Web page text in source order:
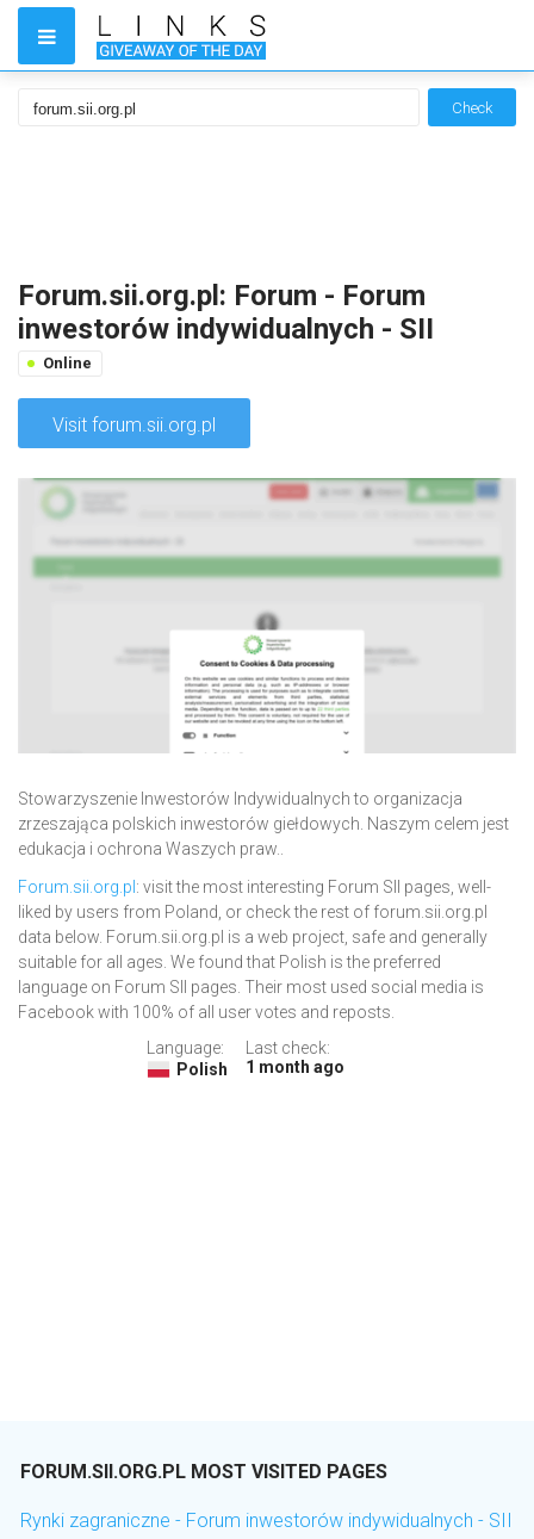
Check
Forum.sii.org.pl: Forum - Forum
inwestorów indywidualnych - SII
Online
Visit forum.sii.org.pl
Stowarzyszenie Inwestorów Indywidualnych to organizacja
zrzeszająca polskich inwestorów giełdowych. Naszym celem jest
edukacja i ochrona Waszych praw..
Forum.sii.org.pl : visit the most interesting Forum SII pages, well-
liked by users from Poland, or check the rest of forum.sii.org.pl
data below. Forum.sii.org.pl is a web project, safe and generally
suitable for all ages. We found that Polish is the preferred
language on Forum SII pages. Their most used social media is
Facebook with 100% of all user votes and reposts.
Language:
Polish
Last check:
1 month ago
FORUM.SII.ORG.PL MOST VISITED PAGES
Rynki zagraniczne - Forum inwestorów indywidualnych - SII